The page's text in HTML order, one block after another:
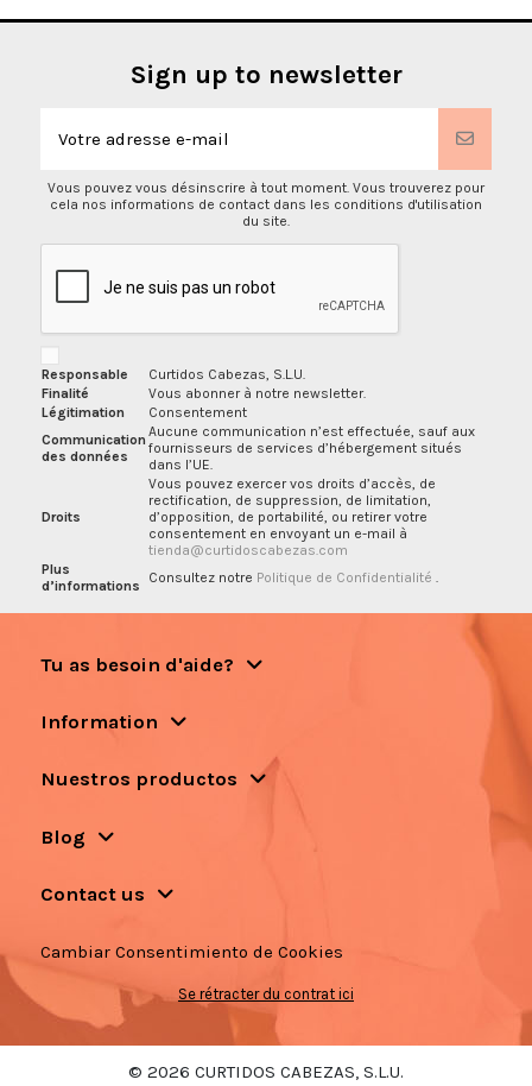
Sign up to newsletter
Vous pouvez vous désinscrire à tout moment. Vous trouverez pour
cela nos informations de contact dans les conditions d'utilisation
du site.
Responsable
Curtidos Cabezas, S.L.U.
Finalité
Vous abonner à notre newsletter.
Légitimation
Consentement
Communication
des données
Aucune communication n’est effectuée, sauf aux
fournisseurs de services d’hébergement situés
dans l’UE.
Droits
Vous pouvez exercer vos droits d’accès, de
rectification, de suppression, de limitation,
d’opposition, de portabilité, ou retirer votre
consentement en envoyant un e-mail à
tienda@curtidoscabezas.com
Plus
d’informations
Consultez notre Politique de Confidentialité .
Tu as besoin d'aide?
Information
Nuestros productos
Blog
Contact us
Cambiar Consentimiento de Cookies
Se rétracter du contrat ici
© 2026 CURTIDOS CABEZAS, S.L.U.